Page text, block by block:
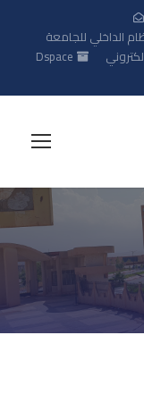
الداخلي للجامعة
Dspace